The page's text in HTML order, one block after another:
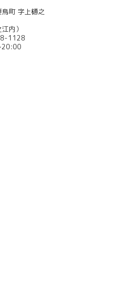
町 字上樋之
内）
1128
20:00